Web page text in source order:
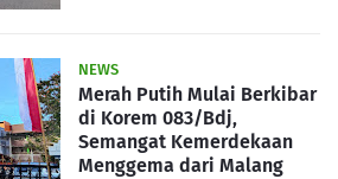
NEWS
Merah Putih Mulai Berkibar
di Korem 083/Bdj,
Semangat Kemerdekaan
Menggema dari Malang